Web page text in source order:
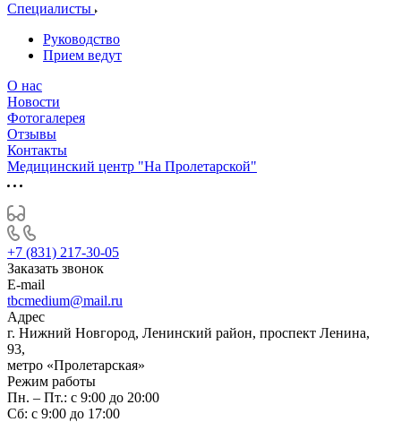
Специалисты
Руководство
Прием ведут
О нас
Новости
Фотогалерея
Отзывы
Контакты
Медицинский центр "На Пролетарской"
+7 (831) 217-30-05
Заказать звонок
E-mail
tbcmedium@mail.ru
Адрес
г. Нижний Новгород, Ленинский район, проспект Ленина,
93,
метро «Пролетарская»
Режим работы
Пн. – Пт.: с 9:00 до 20:00
Cб: с 9:00 до 17:00